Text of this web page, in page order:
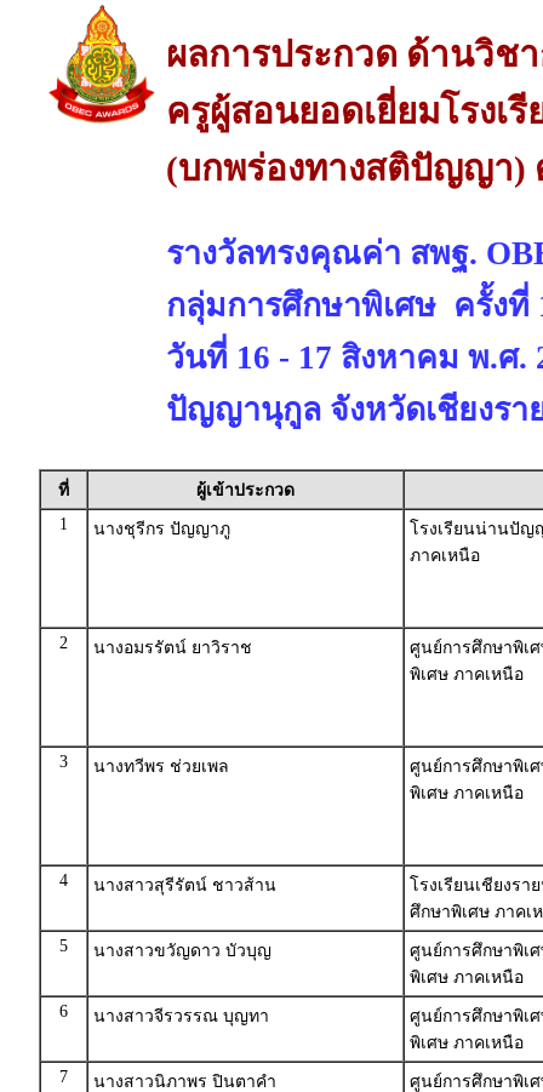
ผลการประกวด ด้านวิช
ครูผู้สอนยอดเยี่ยมโรงเ
(บกพร่องทางสติปัญญา)
รางวัลทรงคุณค่า สพฐ.
กลุ่มการศึกษาพิเศษ ครั้งที่
วันที่ 16 - 17 สิงหาคม พ.ศ.
ปัญญานุกูล จังหวัดเชียงรา
ที่
ผู้เข้าประกวด
1
นางชุรีกร ปัญญาภู
โรงเรียนน่านปัญ
ภาคเหนือ
2 นางอมรรัตน์ ยาวิราช
ศูนย์การศึกษาพิเ
พิเศษ ภาคเหนือ
3 นางทวีพร ช่วยเพล
ศูนย์การศึกษาพิเ
พิเศษ ภาคเหนือ
4 นางสาวสุรีรัตน์ ชาวส้าน
โรงเรียนเชียงร
ศึกษาพิเศษ ภาคเ
5
นางสาวขวัญดาว บัวบุญ
ศูนย์การศึกษาพิเ
พิเศษ ภาคเหนือ
6
นางสาวจีรวรรณ บุญทา
ศูนย์การศึกษาพิเ
พิเศษ ภาคเหนือ
7
นางสาวนิภาพร ปินตาคำ
ศูนย์การศึกษาพิเ